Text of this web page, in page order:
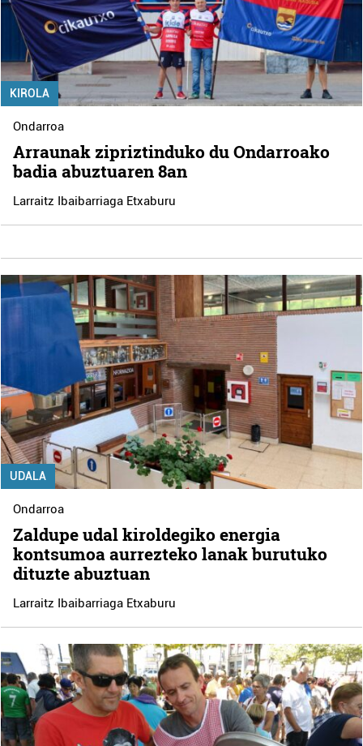
KIROLA
Ondarroa
Arraunak zipriztinduko du Ondarroako
badia abuztuaren 8an
Larraitz Ibaibarriaga Etxaburu
UDALA
Ondarroa
Zaldupe udal kiroldegiko energia
kontsumoa aurrezteko lanak burutuko
dituzte abuztuan
Larraitz Ibaibarriaga Etxaburu